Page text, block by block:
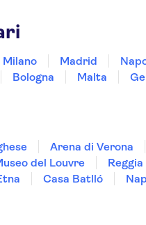
Milano Madrid
Bologna Malta
Arena di Verona
del Louvre
Casa Batlló